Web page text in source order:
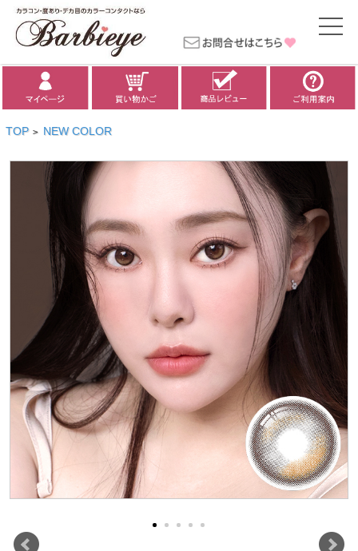
TOP > NEW COLOR